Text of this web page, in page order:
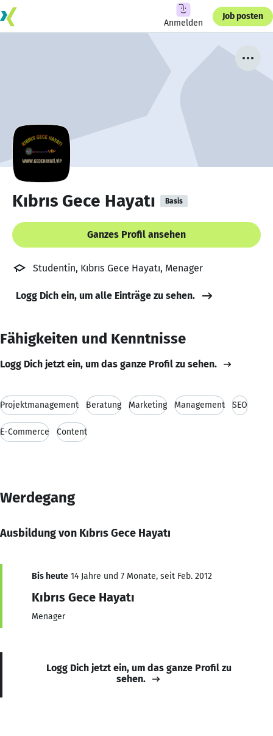
Anmelden
Job posten
Kıbrıs Gece Hayatı Basis
Ganzes Profil ansehen
Studentin, Kıbrıs Gece Hayatı, Menager
Logg Dich ein, um alle Einträge zu sehen.
Fähigkeiten und Kenntnisse
Logg Dich jetzt ein, um das ganze Profil zu sehen.
Projektmanagement Beratung Marketing Management SEO
E-Commerce Content
Werdegang
Ausbildung von Kıbrıs Gece Hayatı
Bis heute 14 Jahre und 7 Monate, seit Feb. 2012
Kıbrıs Gece Hayatı
Menager
Logg Dich jetzt ein, um das ganze Profil zu
sehen.